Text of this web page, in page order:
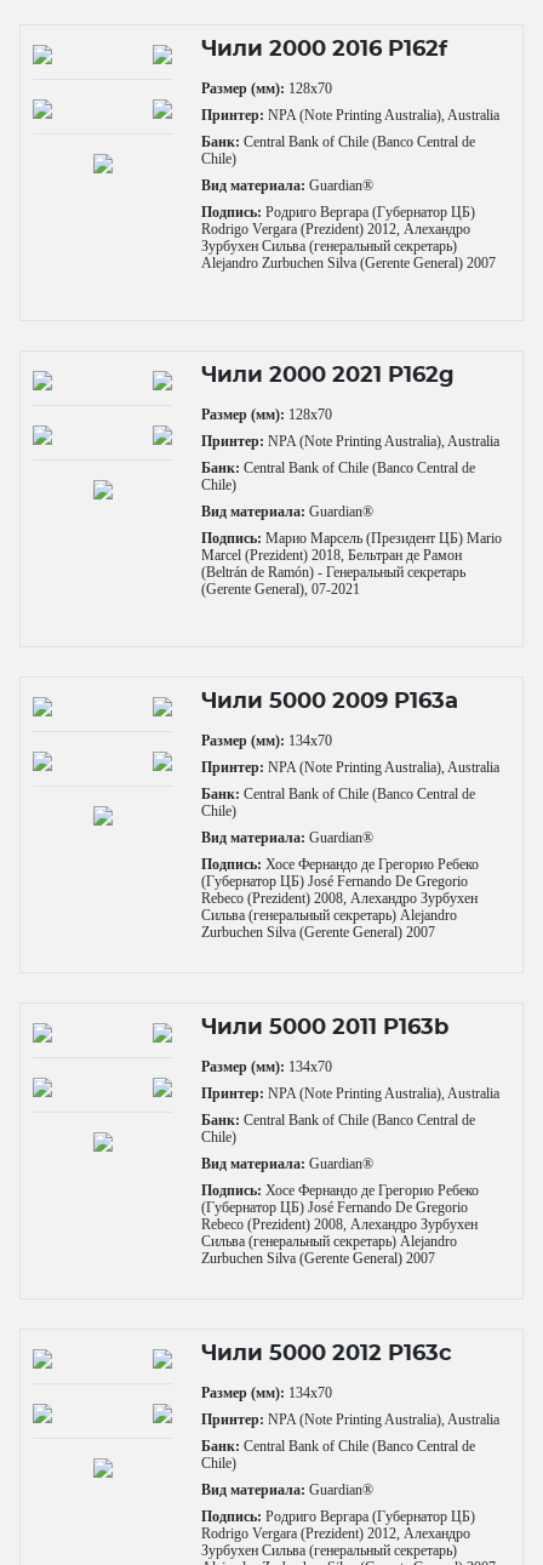
Чили 2000 2016 P162f
Размер (мм): 128x70
Принтер: NPA (Note Printing Australia), Australia
Банк: Central Bank of Chile (Banco Central de
Chile)
Вид материала: Guardian®
Подпись: Родриго Вергара (Губернатор ЦБ)
Rodrigo Vergara (Prezident) 2012, Алехандро
Зурбухен Сильва (генеральный секретарь)
Alejandro Zurbuchen Silva (Gerente General) 2007
Чили 2000 2021 P162g
Размер (мм): 128x70
Принтер: NPA (Note Printing Australia), Australia
Банк: Central Bank of Chile (Banco Central de
Chile)
Вид материала: Guardian®
Подпись: Марио Марсель (Президент ЦБ) Mario
Marcel (Prezident) 2018, Бельтран де Рамон
(Beltrán de Ramón) - Генеральный секретарь
(Gerente General), 07-2021
Чили 5000 2009 P163a
Размер (мм): 134x70
Принтер: NPA (Note Printing Australia), Australia
Банк: Central Bank of Chile (Banco Central de
Chile)
Вид материала: Guardian®
Подпись: Хосе Фернандо де Грегорио Ребеко
(Губернатор ЦБ) José Fernando De Gregorio
Rebeco (Prezident) 2008, Алехандро Зурбухен
Сильва (генеральный секретарь) Alejandro
Zurbuchen Silva (Gerente General) 2007
Чили 5000 2011 P163b
Размер (мм): 134x70
Принтер: NPA (Note Printing Australia), Australia
Банк: Central Bank of Chile (Banco Central de
Chile)
Вид материала: Guardian®
Подпись: Хосе Фернандо де Грегорио Ребеко
(Губернатор ЦБ) José Fernando De Gregorio
Rebeco (Prezident) 2008, Алехандро Зурбухен
Сильва (генеральный секретарь) Alejandro
Zurbuchen Silva (Gerente General) 2007
Чили 5000 2012 P163c
Размер (мм): 134x70
Принтер: NPA (Note Printing Australia), Australia
Банк: Central Bank of Chile (Banco Central de
Chile)
Вид материала: Guardian®
Подпись: Родриго Вергара (Губернатор ЦБ)
Rodrigo Vergara (Prezident) 2012, Алехандро
Зурбухен Сильва (генеральный секретарь)